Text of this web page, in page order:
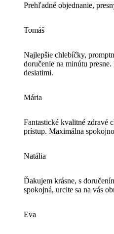
Prehľadné objednanie,
Tomáš
Najlepšie chlebíčky,
doručenie na minútu
desiatimi.
Mária
Fantastické kvalitné
prístup. Maximálna
Natália
Ďakujem krásne, s
spokojná, urcite sa na vás
Eva